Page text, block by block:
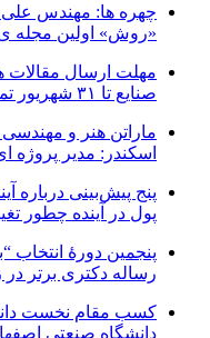
چهره ها: مهندس
«روش» اولین مجله
مهلت ارسال مقالات
صنایع تا ۳۱ شهریور تمدید شد.
ماراتن هنر و
اسکندر: مدیر پروژه
پنج پیش‌بینی درباره
پول در آینده چطور
پنجمین دورۀ انتخاب
رساله دکتری برتر
کسب مقام نخست
دانشگاه صنعتی